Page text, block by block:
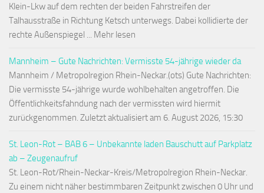
Klein-Lkw auf dem rechten der beiden Fahrstreifen der
Talhausstraße in Richtung Ketsch unterwegs. Dabei kollidierte der
rechte Außenspiegel ... Mehr lesen
Mannheim – Gute Nachrichten: Vermisste 54-jährige wieder da
Mannheim / Metropolregion Rhein-Neckar.(ots) Gute Nachrichten:
Die vermisste 54-jährige wurde wohlbehalten angetroffen. Die
Öffentlichkeitsfahndung nach der vermissten wird hiermit
zurückgenommen. Zuletzt aktualisiert am 6. August 2026, 15:30
St. Leon-Rot – BAB 6 – Unbekannte laden Bauschutt auf Parkplatz
ab – Zeugenaufruf
St. Leon-Rot/Rhein-Neckar-Kreis/Metropolregion Rhein-Neckar.
Zu einem nicht näher bestimmbaren Zeitpunkt zwischen 0 Uhr und